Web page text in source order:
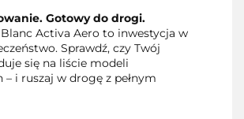
Gotowy do drogi.
Activa Aero to inwestycja w
Sprawdź, czy Twój
się na liście modeli
i ruszaj w drogę z pełnym